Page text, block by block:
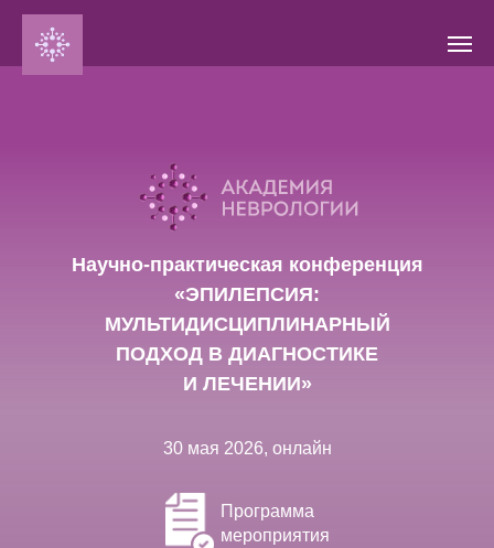
Научно-практическая конференция
«ЭПИЛЕПСИЯ:
МУЛЬТИДИСЦИПЛИНАРНЫЙ
ПОДХОД В ДИАГНОСТИКЕ
И ЛЕЧЕНИИ»
30 мая 2026, онлайн
Программа
мероприятия